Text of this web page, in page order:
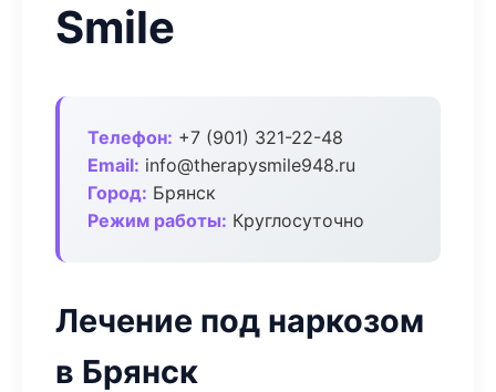
Smile
Телефон: +7 (901) 321-22-48
Email: info@therapysmile948.ru
Город: Брянск
Режим работы: Круглосуточно
Лечение под наркозом
в Брянск